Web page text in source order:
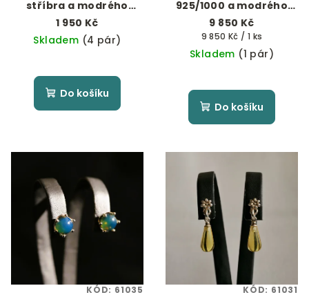
stříbra a modrého
jantaru - 6 mm
1 950 Kč
Skladem (4 pár)
Do košíku
925/1000 a modrého
jantaru
9 850 Kč
Měrná
cena:
9 850 Kč / 1 ks
Skladem (1 pár)
Do košíku
KÓD: 61035 KÓD: 61031